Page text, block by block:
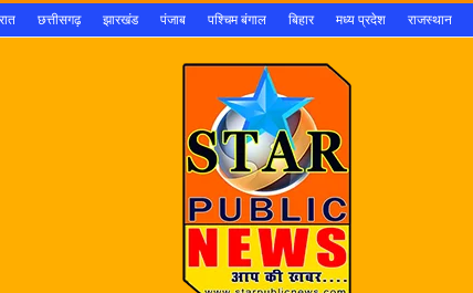
छत्तीसगढ़ झारखंड पंजाब पश्चिम बंगाल बिहार मध्य प्रदेश राजस्थान